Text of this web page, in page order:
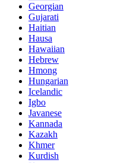
Georgian
Gujarati
Haitian
Hausa
Hawaiian
Hebrew
Hmong
Hungarian
Icelandic
Igbo
Javanese
Kannada
Kazakh
Khmer
Kurdish